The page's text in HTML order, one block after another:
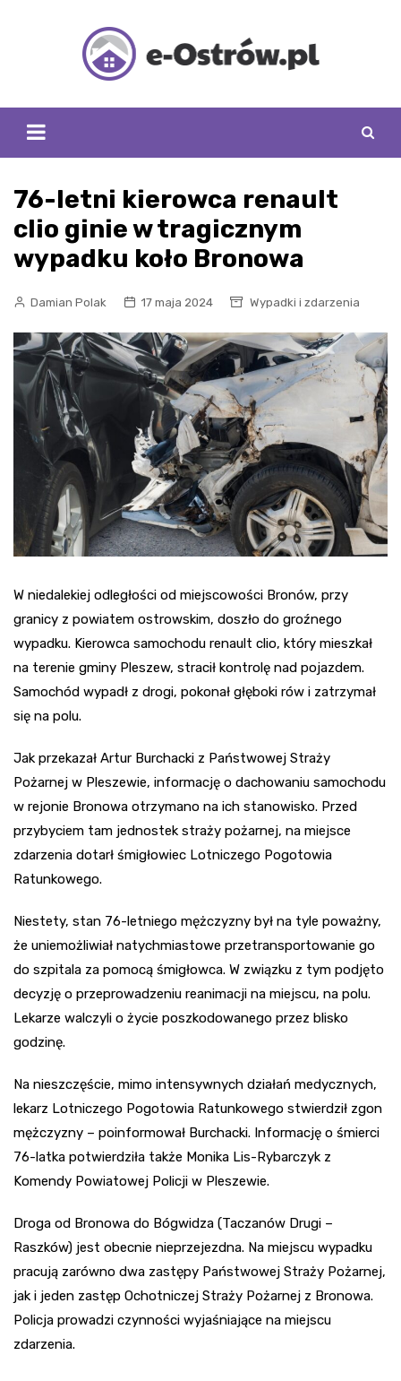
76-letni kierowca renault
clio ginie w tragicznym
wypadku koło Bronowa
Damian Polak 17 maja 2024 Wypadki i zdarzenia
W niedalekiej odległości od miejscowości Bronów, przy
granicy z powiatem ostrowskim, doszło do groźnego
wypadku. Kierowca samochodu renault clio, który mieszkał
na terenie gminy Pleszew, stracił kontrolę nad pojazdem.
Samochód wypadł z drogi, pokonał głęboki rów i zatrzymał
się na polu.
Jak przekazał Artur Burchacki z Państwowej Straży
Pożarnej w Pleszewie, informację o dachowaniu samochodu
w rejonie Bronowa otrzymano na ich stanowisko. Przed
przybyciem tam jednostek straży pożarnej, na miejsce
zdarzenia dotarł śmigłowiec Lotniczego Pogotowia
Ratunkowego.
Niestety, stan 76-letniego mężczyzny był na tyle poważny,
że uniemożliwiał natychmiastowe przetransportowanie go
do szpitala za pomocą śmigłowca. W związku z tym podjęto
decyzję o przeprowadzeniu reanimacji na miejscu, na polu.
Lekarze walczyli o życie poszkodowanego przez blisko
godzinę.
Na nieszczęście, mimo intensywnych działań medycznych,
lekarz Lotniczego Pogotowia Ratunkowego stwierdził zgon
mężczyzny – poinformował Burchacki. Informację o śmierci
76-latka potwierdziła także Monika Lis-Rybarczyk z
Komendy Powiatowej Policji w Pleszewie.
Droga od Bronowa do Bógwidza (Taczanów Drugi –
Raszków) jest obecnie nieprzejezdna. Na miejscu wypadku
pracują zarówno dwa zastępy Państwowej Straży Pożarnej,
jak i jeden zastęp Ochotniczej Straży Pożarnej z Bronowa.
Policja prowadzi czynności wyjaśniające na miejscu
zdarzenia.